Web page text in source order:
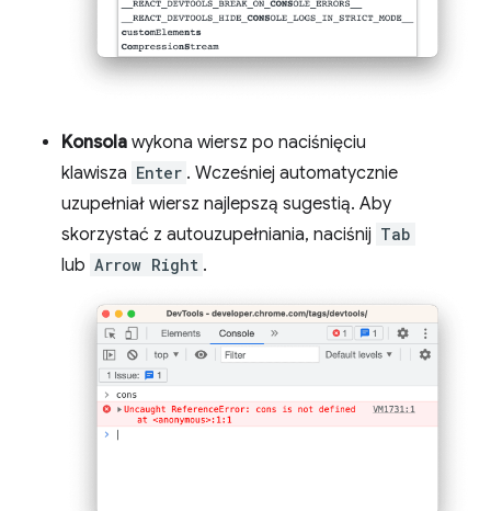
Konsola wykona wiersz po naciśnięciu
klawisza Enter . Wcześniej automatycznie
uzupełniał wiersz najlepszą sugestią. Aby
skorzystać z autouzupełniania, naciśnij Tab
lub Arrow Right .